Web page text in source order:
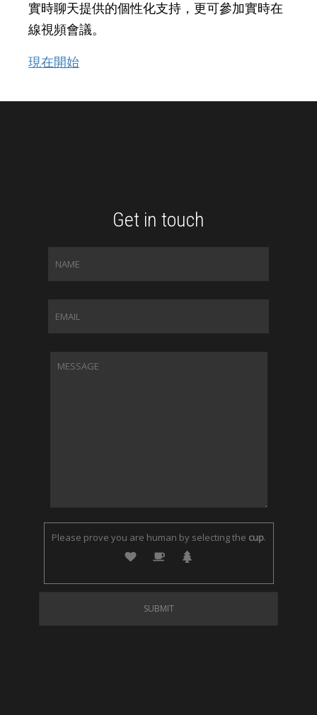
實時聊天提供的個性化支持，更可參加實時在
線視頻會議。
現在開始
Get in touch
Please prove you are human by selecting the cup.